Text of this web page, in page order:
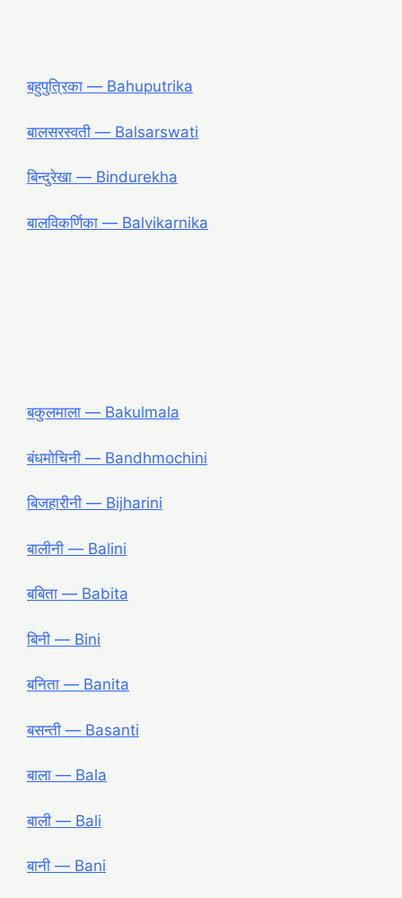
बहुपुत्रिका ― Bahuputrika
बालसरस्वती ― Balsarswati
बिन्दुरेखा ― Bindurekha
बालविकर्णिका ― Balvikarnika
बकुलमाला ― Bakulmala
बंधमोचिनी ― Bandhmochini
बिजहारीनी ― Bijharini
बालीनी ― Balini
बबिता ― Babita
बिनी ― Bini
बनिता ― Banita
बसन्ती ― Basanti
बाला ― Bala
बाली ― Bali
बानी ― Bani